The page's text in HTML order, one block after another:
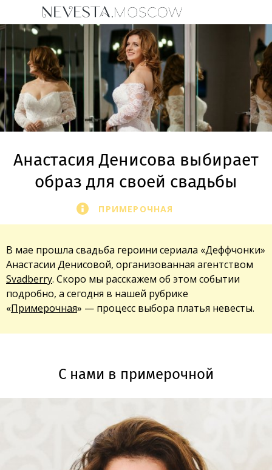
Анастасия Денисова выбирает
образ для своей свадьбы
ПРИМЕРОЧНАЯ
В мае прошла свадьба героини сериала «Деффчонки»
Анастасии Денисовой, организованная агентством
Svadberry. Скоро мы расскажем об этом событии
подробно, а сегодня в нашей рубрике
«Примерочная» — процесс выбора платья невесты.
С нами в примерочной